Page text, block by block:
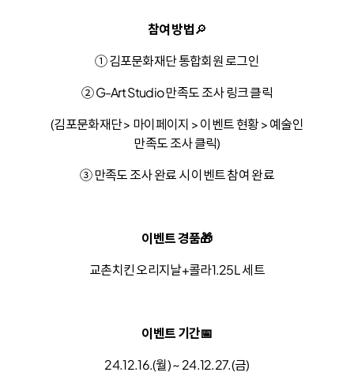
참여 방법🔎
① 김포문화재단 통합회원 로그인
② G-Art Studio 만족도 조사 링크 클릭
(김포문화재단 > 마이페이지 > 이벤트 현황 > 예술인
만족도 조사 클릭)
③ 만족도 조사 완료 시 이벤트 참여 완료
이벤트 경품🎁
교촌치킨 오리지날+콜라1.25L 세트
이벤트 기간📅
24.12.16.(월) ~ 24.12.27.(금)